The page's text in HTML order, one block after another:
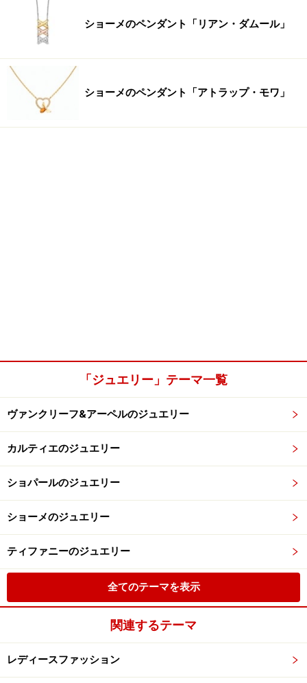
ショーメのペンダント「リアン・ダムール」
ショーメのペンダント「アトラップ・モワ」
「ジュエリー」テーマ一覧
ヴァンクリーフ&アーペルのジュエリー
カルティエのジュエリー
ショパールのジュエリー
ショーメのジュエリー
ティファニーのジュエリー
全てのテーマを表示
関連するテーマ
レディースファッション